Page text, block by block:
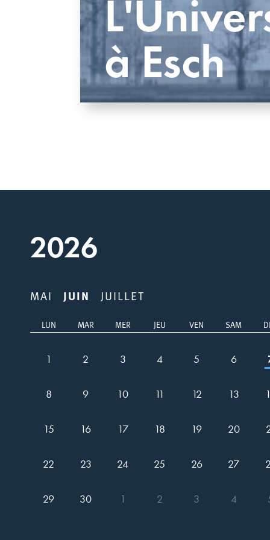
à Esch
2026
MAI JUIN JUILLET
LUN MAR MER JEU VEN SAM
1 2 3 4 5 6
8 9 10 11 12 13
15 16 17 18 19 20
22 23 24 25 26 27
29 30 1 2 3 4